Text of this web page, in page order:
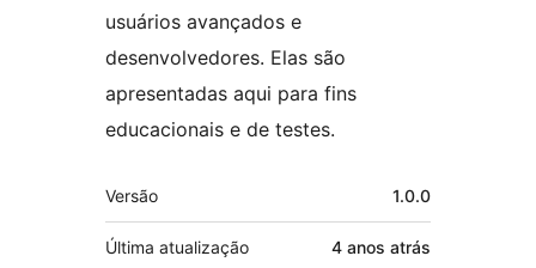
usuários avançados e
desenvolvedores. Elas são
apresentadas aqui para fins
educacionais e de testes.
Meta
Versão 1.0.0
Última atualização 4 anos atrás